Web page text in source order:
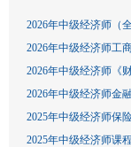
2026年中级经济师（
2026年中级经济师工
2026年中级经济师《
2026年中级经济师金
2025年中级经济师保
2025年中级经济师课